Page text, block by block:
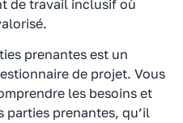
de travail inclusif où
prenantes est un
de projet. Vous
les besoins et
parties prenantes, qu’il